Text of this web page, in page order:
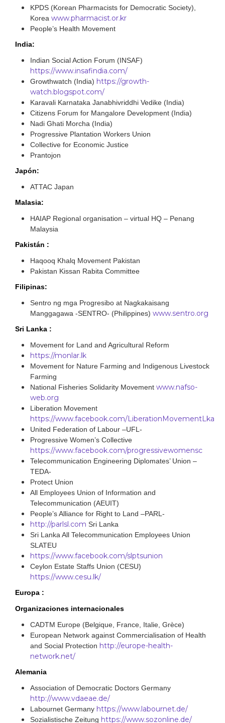
KPDS (Korean Pharmacists for Democratic Society),
Korea www.pharmacist.or.kr
People’s Health Movement
India:
Indian Social Action Forum (INSAF)
https://www.insafindia.com/
Growthwatch (India) https://growth-
watch.blogspot.com/
Karavali Karnataka Janabhivriddhi Vedike (India)
Citizens Forum for Mangalore Development (India)
Nadi Ghati Morcha (India)
Progressive Plantation Workers Union
Collective for Economic Justice
Prantojon
Japón:
ATTAC Japan
Malasia:
HAIAP Regional organisation – virtual HQ – Penang
Malaysia
Pakistán :
Haqooq Khalq Movement Pakistan
Pakistan Kissan Rabita Committee
Filipinas:
Sentro ng mga Progresibo at Nagkakaisang
Manggagawa -SENTRO- (Philippines) www.sentro.org
Sri Lanka :
Movement for Land and Agricultural Reform
https://monlar.lk
Movement for Nature Farming and Indigenous Livestock
Farming
National Fisheries Solidarity Movement www.nafso-
web.org
Liberation Movement
https://www.facebook.com/LiberationMovementLka
United Federation of Labour –UFL-
Progressive Women’s Collective
https://www.facebook.com/progressivewomensc
Telecommunication Engineering Diplomates’ Union –
TEDA-
Protect Union
All Employees Union of Information and
Telecommunication (AEUIT)
People’s Alliance for Right to Land –PARL-
http://parlsl.com Sri Lanka
Sri Lanka All Telecommunication Employees Union
SLATEU
https://www.facebook.com/slptsunion
Ceylon Estate Staffs Union (CESU)
https://www.cesu.lk/
Europa :
Organizaciones internacionales
CADTM Europe (Belgique, France, Italie, Grèce)
European Network against Commercialisation of Health
and Social Protection http://europe-health-
network.net/
Alemania
Association of Democratic Doctors Germany
http://www.vdaeae.de/
Labournet Germany https://www.labournet.de/
Sozialistische Zeitung https://www.sozonline.de/